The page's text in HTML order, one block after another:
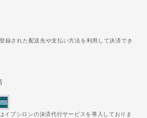
録された配送先や支払い方法を利用して決済でき
イプシロンの決済代行サービスを導入しておりま